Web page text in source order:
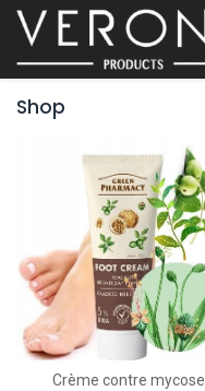
Se rendre au contenu
Shop
Crème contre mycose